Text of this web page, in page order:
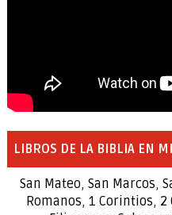
LIBROS DE LA BIBLIA EN
San Mateo,San Marcos,
Romanos,1 Corintios, 2